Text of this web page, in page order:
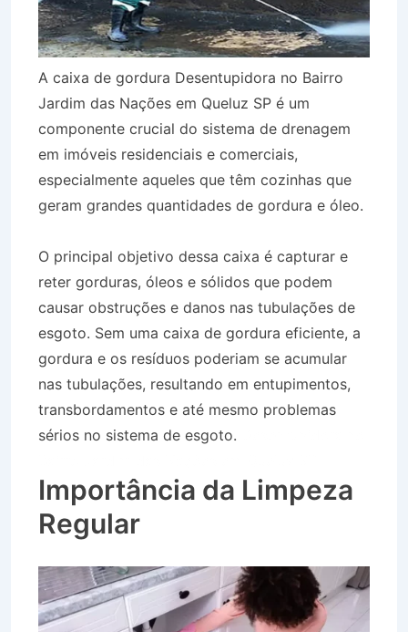
A caixa de gordura Desentupidora no Bairro
Jardim das Nações em Queluz SP é um
componente crucial do sistema de drenagem
em imóveis residenciais e comerciais,
especialmente aqueles que têm cozinhas que
geram grandes quantidades de gordura e óleo.
O principal objetivo dessa caixa é capturar e
reter gorduras, óleos e sólidos que podem
causar obstruções e danos nas tubulações de
esgoto. Sem uma caixa de gordura eficiente, a
gordura e os resíduos poderiam se acumular
nas tubulações, resultando em entupimentos,
transbordamentos e até mesmo problemas
sérios no sistema de esgoto.
Importância da Limpeza
Regular